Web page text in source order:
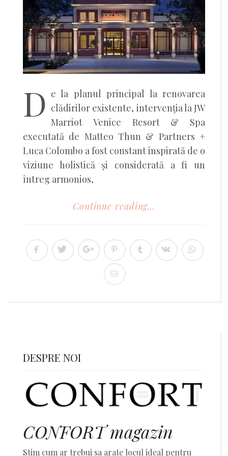
D e la planul principal la renovarea
clădirilor existente, intervenția la JW
Marriot Venice Resort & Spa
executată de Matteo Thun & Partners +
Luca Colombo a fost constant inspirată de o
viziune holistică și considerată a fi un
întreg armonios,
Continue reading...
DESPRE NOI
CONFORT magazin
Stim cum ar trebui sa arate locul ideal pentru